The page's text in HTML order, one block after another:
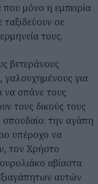
που μόνο η εμπειρία
σε
τους.
βετεράνους
γαλουχημένους για
να σπάνε τους
τους δικούς τους
σπουδαίο: την αγάπη
υπέροχο να
τον Χρήστο
αβίαστα
αυτών